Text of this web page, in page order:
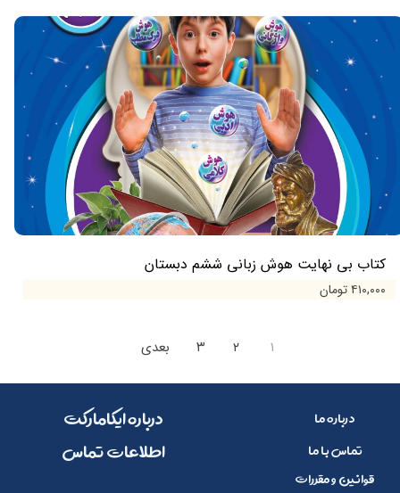
کتاب بی نهایت هوش زبانی ششم دبستان
۴۱۰,۰۰۰ تومان
۱ ۲ ۳ بعدی
درباره ما
تماس با ما
قوانین و مقررات
​​درباره ایکامارکت
​اطلاعات تماس